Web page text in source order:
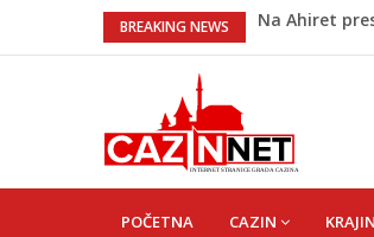
BREAKING NEWS
Na Ahiret
NAVIGATION
POČETNA CAZIN